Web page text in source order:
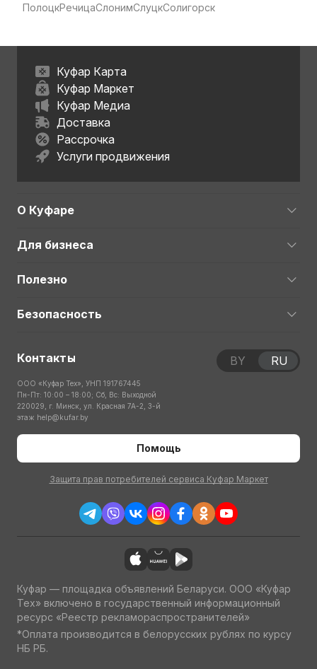
ПолоцкРечицаСлонимСлуцкСолигорск
Куфар Карта
Куфар Маркет
Куфар Медиа
Доставка
Рассрочка
Услуги продвижения
О Куфаре
Для бизнеса
Полезно
Безопасность
Контакты
ООО «Куфар Тех», УНП 191767445
Пн-Пт: 10:00 – 18:00; Сб, Вс: Выходной
220029, г. Минск, ул. Красная 7А-2, 3-й
этаж help@kufar.by
Помощь
Защита прав потребителей сервиса Куфар Маркет
BY RU
Куфар — площадка объявлений Беларуси. ООО «Куфар
Тех» включено в государственный информационный
ресурс «Реестр рекламораспространителей»
*Оплата производится в белорусских рублях по курсу
НБ РБ.